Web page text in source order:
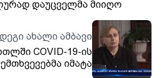
დაუცველმა მიიღო
ახალი ამბავი
COVID-19-ის
იმატა